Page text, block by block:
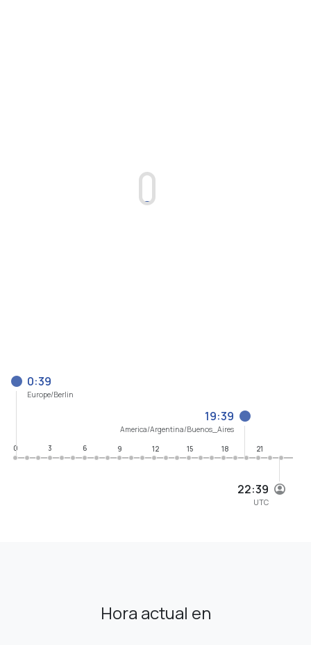
22:39
UTC
19:39
America/Argentina/Buenos_Aires
0:39
Europe/Berlin
0 3 6 9 12 15 18 21
Hora actual en